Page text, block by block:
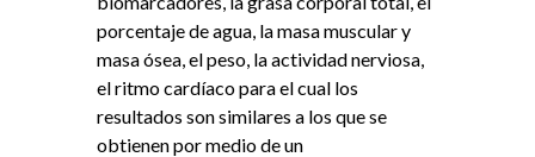
porcentaje de agua, la masa muscular y
masa ósea, el peso, la actividad nerviosa,
el ritmo cardíaco para el cual los
resultados son similares a los que se
obtienen por medio de un